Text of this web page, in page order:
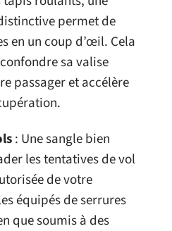
permet de
en un coup d’œil. Cela
sa valise
passager et accélère
: Une sangle bien
les tentatives de vol
de votre
équipés de serrures
que soumis à des